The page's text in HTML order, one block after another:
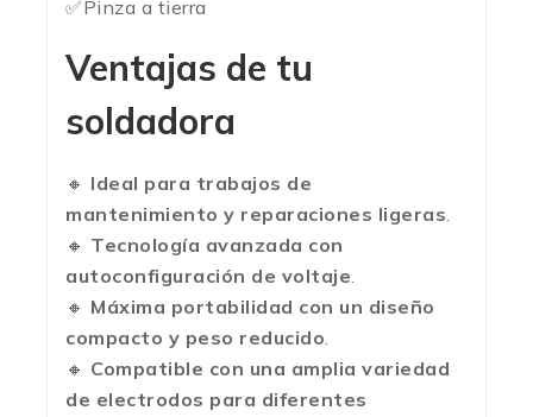
✅Pinza a tierra
Ventajas de tu
soldadora
🔸 Ideal para trabajos de
mantenimiento y reparaciones ligeras.
🔸 Tecnología avanzada con
autoconfiguración de voltaje.
🔸 Máxima portabilidad con un diseño
compacto y peso reducido.
🔸 Compatible con una amplia variedad
de electrodos para diferentes